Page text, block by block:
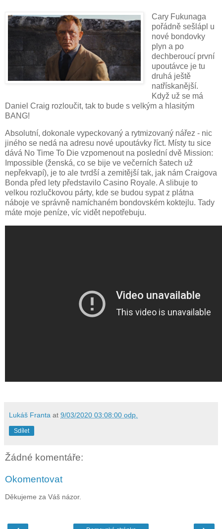
Cary Fukunaga
pořádně sešlápl u
nové bondovky
plyn a po
dechberoucí první
upoutávce je tu
druhá ještě
natřískanější.
Když už se má
Daniel Craig rozloučit, tak to bude s velkým a hlasitým
BANG!
Absolutní, dokonale vypeckovaný a rytmizovaný nářez - nic
jiného se nedá na adresu nové upoutávky říct. Místy tu sice
dává No Time To Die vzpomenout na poslední dvě Mission:
Impossible (ženská, co se bije ve večerních šatech už
nepřekvapí), je to ale tvrdší a zemitější tak, jak nám Craigova
Bonda před lety představilo Casino Royale. A slibuje to
velkou rozlučkovou párty, kde se budou sypat z plátna
náboje ve správně namíchaném bondovském koktejlu. Tady
máte moje peníze, víc vidět nepotřebuju.
Lukáš Franta at 9/03/2020 03:08:00 odp.
Sdílet
Žádné komentáře:
Okomentovat
Děkujeme za Váš názor.